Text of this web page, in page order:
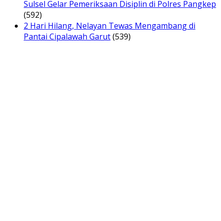
Sulsel Gelar Pemeriksaan Disiplin di Polres Pangkep
(592)
2 Hari Hilang, Nelayan Tewas Mengambang di
Pantai Cipalawah Garut(539)